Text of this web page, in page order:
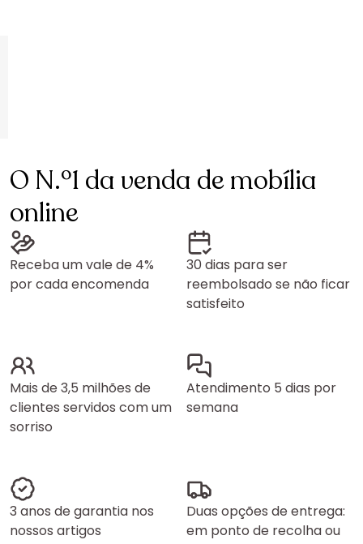
O N.º1 da venda de mobília
online
Receba um vale de 4%
por cada encomenda
30 dias para ser
reembolsado se não ficar
satisfeito
Mais de 3,5 milhões de
clientes servidos com um
sorriso
Atendimento 5 dias por
semana
3 anos de garantia nos
nossos artigos
Duas opções de entrega:
em ponto de recolha ou